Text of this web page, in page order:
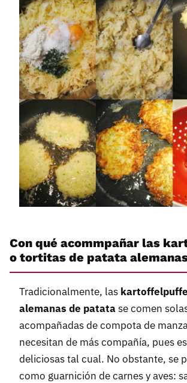
Con qué acommpañar las
o tortitas de patata
Tradicionalmente, las
alemanas de patatase comen
acompañadas de compota de
necesitan de más compañía, pues
deliciosas tal cual. No obstante, se
como guarnición de carnes y aves: